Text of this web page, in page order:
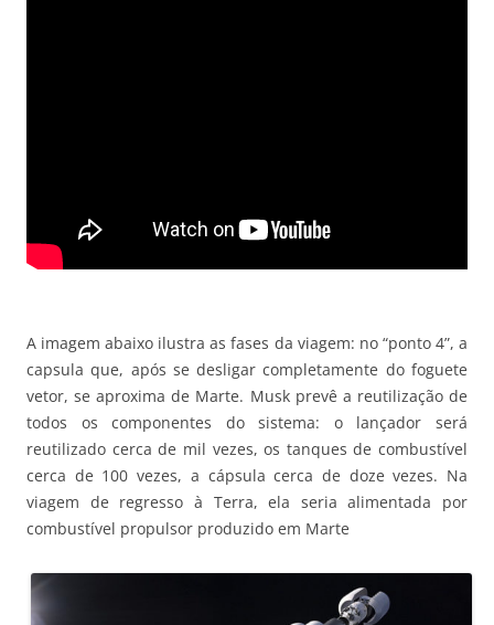
A imagem abaixo ilustra as fases da viagem: no “ponto 4”, a
capsula que, após se desligar completamente do foguete
vetor, se aproxima de Marte. Musk prevê a reutilização de
todos os componentes do sistema: o lançador será
reutilizado cerca de mil vezes, os tanques de combustível
cerca de 100 vezes, a cápsula cerca de doze vezes. Na
viagem de regresso à Terra, ela seria alimentada por
combustível propulsor produzido em Marte